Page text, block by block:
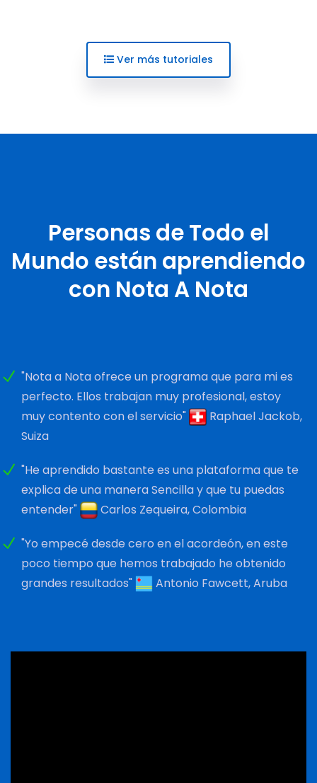
Ver más tutoriales
Personas de Todo el
Mundo están aprendiendo
con Nota A Nota
"Nota a Nota ofrece un programa que para mi es
perfecto. Ellos trabajan muy profesional, estoy
muy contento con el servicio"
Raphael Jackob,
Suiza
"He aprendido bastante es una plataforma que te
explica de una manera Sencilla y que tu puedas
entender"
Carlos Zequeira, Colombia
"Yo empecé desde cero en el acordeón, en este
poco tiempo que hemos trabajado he obtenido
grandes resultados"
Antonio Fawcett, Aruba